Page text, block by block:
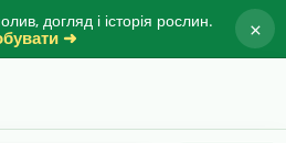
догляд і історія рослин.
➜ ×